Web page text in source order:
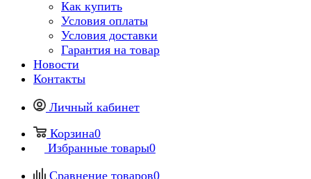
Как купить
Условия оплаты
Условия доставки
Гарантия на товар
Новости
Контакты
Личный кабинет
Корзина0
Избранные товары0
Сравнение товаров0